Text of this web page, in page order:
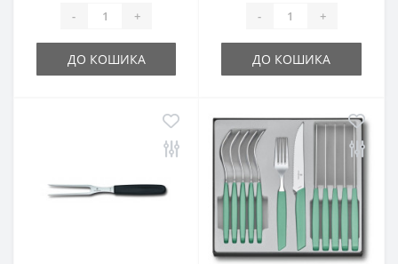
- +
ДО КОШИКА
- +
ДО КОШИКА